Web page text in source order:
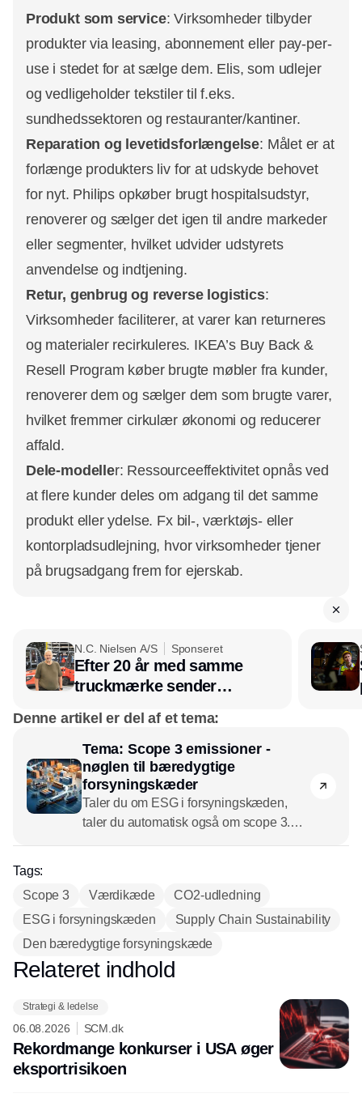
Produkt som service: Virksomheder tilbyder
produkter via leasing, abonnement eller pay-per-
use i stedet for at sælge dem. Elis, som udlejer
og vedligeholder tekstiler til f.eks.
sundhedssektoren og restauranter/kantiner.
Reparation og levetidsforlængelse: Målet er at
forlænge produkters liv for at udskyde behovet
for nyt. Philips opkøber brugt hospitalsudstyr,
renoverer og sælger det igen til andre markeder
eller segmenter, hvilket udvider udstyrets
anvendelse og indtjening. ​
Retur, genbrug og reverse logistics:
Virksomheder faciliterer, at varer kan returneres
og materialer recirkuleres. IKEA’s Buy Back &
Resell Program køber brugte møbler fra kunder,
renoverer dem og sælger dem som brugte varer,
hvilket fremmer cirkulær økonomi og reducerer
affald.
Dele-modeller: Ressourceeffektivitet opnås ved
at flere kunder deles om adgang til det samme
produkt eller ydelse. Fx bil-, værktøjs- eller
kontorpladsudlejning, hvor virksomheder tjener
på brugsadgang frem for ejerskab.
N.C. Nielsen A/S Sponseret
Efter 20 år med samme
truckmærke sender
hos INOX
Denne artikel er del af et tema:
Tema: Scope 3 emissioner -
nøglen til bæredygtige
forsyningskæder
Taler du om ESG i forsyningskæden,
taler du automatisk også om scope 3.
projektøren på, hvad der skal til for at
reducere scope 3-udledningerne i
leverandørbasen.
Tags:
Scope 3
Værdikæde
CO2-udledning
ESG i forsyningskæden
Supply Chain Sustainability
Den bæredygtige forsyningskæde
Annonce
Relateret indhold
Strategi & ledelse
06.08.2026 SCM.dk
Rekordmange konkurser i USA øger
eksport­risikoen